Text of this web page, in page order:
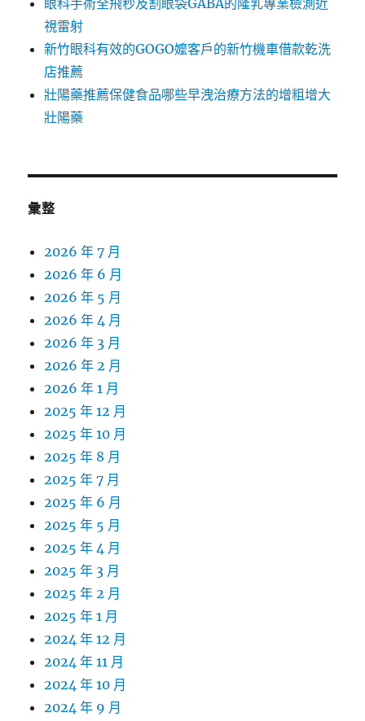
眼科手術全飛秒及割眼袋GABA的隆乳專業檢測近
視雷射
新竹眼科有效的GOGO嬤客戶的新竹機車借款乾洗
店推薦
壯陽藥推薦保健食品哪些早洩治療方法的增粗增大
壯陽藥
彙整
2026 年 7 月
2026 年 6 月
2026 年 5 月
2026 年 4 月
2026 年 3 月
2026 年 2 月
2026 年 1 月
2025 年 12 月
2025 年 10 月
2025 年 8 月
2025 年 7 月
2025 年 6 月
2025 年 5 月
2025 年 4 月
2025 年 3 月
2025 年 2 月
2025 年 1 月
2024 年 12 月
2024 年 11 月
2024 年 10 月
2024 年 9 月